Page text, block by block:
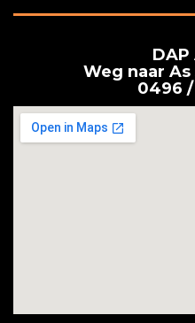
Weg naar As
0496 /